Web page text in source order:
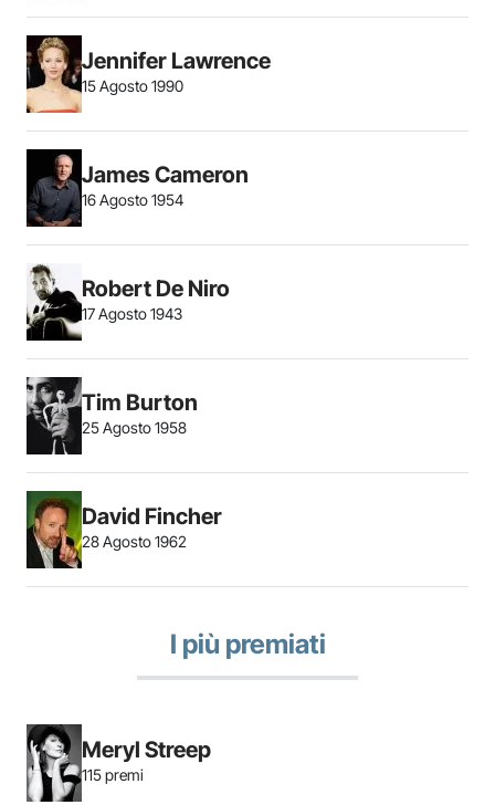
Jennifer Lawrence
15 Agosto 1990
James Cameron
16 Agosto 1954
Robert De Niro
17 Agosto 1943
Tim Burton
25 Agosto 1958
David Fincher
28 Agosto 1962
I più premiati
Meryl Streep
115 premi